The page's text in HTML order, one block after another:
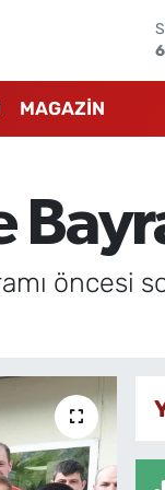
MAGAZİN
öncesi